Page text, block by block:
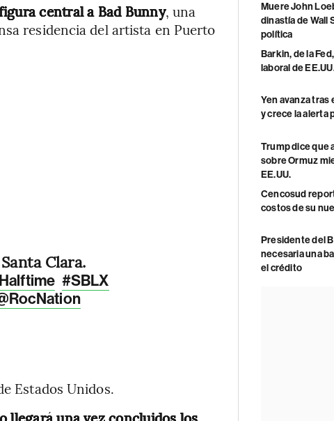
central a Bad Bunny, una
residencia del artista en Puerto
Clara.
#SBLX
Estados Unidos.
Muere John
dinastía de Wall
política
Barkin, de la
laboral de
Yen avanza tras
y crece la alerta
Trump dice que
sobre Ormuz
EE.UU.
Cencosud
costos de su
Presidente del
necesaria una
el crédito